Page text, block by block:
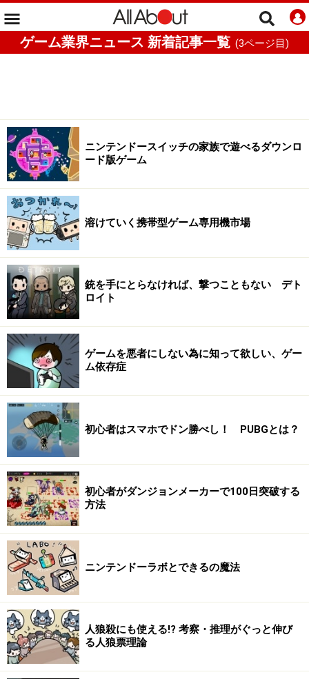
ゲーム業界ニュース 新着記事一覧 (3ページ目)
ニンテンドースイッチの家族で遊べるダウンロ
ード版ゲーム
溶けていく携帯型ゲーム専用機市場
銃を手にとらなければ、撃つこともない デト
ロイト
ゲームを悪者にしない為に知って欲しい、ゲー
ム依存症
初心者はスマホでドン勝べし！ PUBGとは？
初心者がダンジョンメーカーで100日突破する
方法
ニンテンドーラボとできるの魔法
人狼殺にも使える!? 考察・推理がぐっと伸び
る人狼票理論